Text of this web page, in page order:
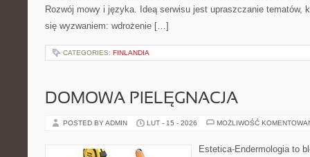
Rozwój mowy i języka. Ideą serwisu jest upraszczanie tematów,
się wyzwaniem: wdrożenie […]
CATEGORIES: FINLANDIA
DOMOWA PIELĘGNACJA
POSTED BY ADMIN LUT - 15 - 2026 MOŻLIWOŚĆ
Estetica-Endermologia to